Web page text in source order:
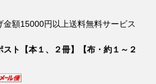
金額15000円以上送料無料サービス
スト【本１、２冊】【布・約１～２